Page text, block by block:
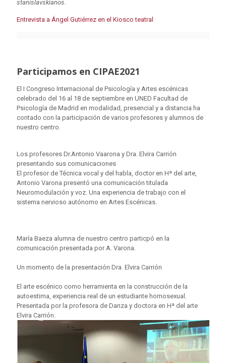
stanislavskianos.
Entrevista a Ángel Gutiérrez en el Kiosco teatral
Participamos en CIPAE2021
El I Congreso Internacional de Psicología y Artes escénicas
celebrado del 16 al 18 de septiembre en UNED Facultad de
Psicología de Madrid en modalidad, presencial y a distancia ha
contado con la participación de varios profesores y alumnos de
nuestro centro.
Los profesores Dr.Antonio Vaarona y Dra. Elvira Carrión
presentando sus comunicaciones
El profesor de Técnica vocal y del habla, doctor en Hª del arte,
Antonio Varona presentó una comunicación titulada
Neuromodulación y voz. Una experiencia de trabajo con el
sistema nervioso autónomo en Artes Escénicas.
María Baeza alumna de nuestro centro particpó en la
comunicación presentada por A. Varona.
Un momento de la presentación Dra. Elvira Carrión
El arte escénico como herramienta en la construcción de la
autoestima, experiencia real de un estudiante homosexual.
Presentada por la profesora de Danza y doctora en Hª del arte
Elvira Carrión.